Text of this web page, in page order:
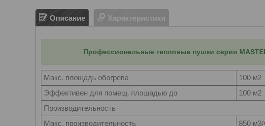
Описание Характеристики
Профессиональные тепловые пушки серии
Макс. площадь обогрева
100 м2
Эффективен для помещ. площадью до
100 м2
Производительность
Макс. производительность
850 м3/